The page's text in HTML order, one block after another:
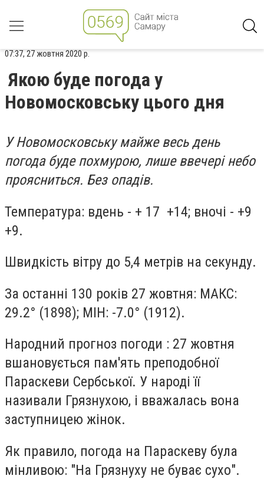
07:37, 27 жовтня 2020 р.
Якою буде погода у
Новомосковську цього дня
У Новомосковську майже весь день
погода буде похмурою, лише ввечері небо
проясниться. Без опадів.
Температура: вдень - + 17 +14; вночі - +9
+9.
Швидкість вітру до 5,4 метрів на секунду.
За останні 130 років 27 жовтня: МАКС:
29.2° (1898); МІН: -7.0° (1912).
Народний прогноз погоди : 27 жовтня
вшановується пам'ять преподобної
Параскеви Сербської. У народі її
називали Грязнухою, і вважалась вона
заступницею жінок.
Як правило, погода на Параскеву була
мінливою: "На Грязнуху не буває сухо".